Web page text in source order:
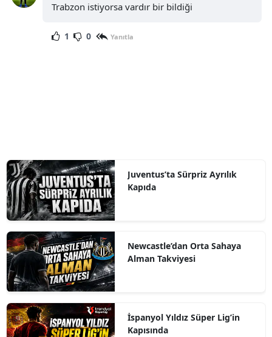
Trabzon istiyorsa vardır bir bildiği
1 0 Yanıtla
Juventus’ta Sürpriz Ayrılık
Kapıda
Newcastle’dan Orta Sahaya
Alman Takviyesi
İspanyol Yıldız Süper Lig’in
Kapısında